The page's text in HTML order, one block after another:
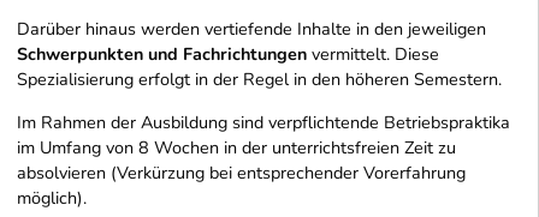
Darüber hinaus werden vertiefende Inhalte in den jeweiligen
Schwerpunkten und Fachrichtungen vermittelt. Diese
Spezialisierung erfolgt in der Regel in den höheren Semestern.
Im Rahmen der Ausbildung sind verpflichtende Betriebspraktika
im Umfang von 8 Wochen in der unterrichtsfreien Zeit zu
absolvieren (Verkürzung bei entsprechender Vorerfahrung
möglich).